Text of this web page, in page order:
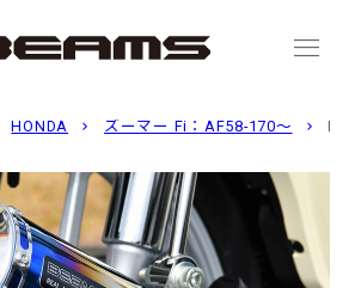
menu
HONDA ズーマー Fi：AF58-170〜 R-